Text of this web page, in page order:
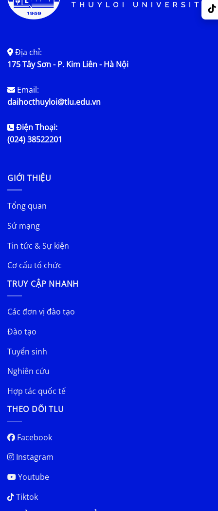
Địa chỉ:
175 Tây Sơn - P. Kim Liên - Hà Nội
Email:
daihocthuyloi@tlu.edu.vn
Điện Thoại:
(024) 38522201
GIỚI THIỆU
Tổng quan
Sứ mạng
Tin tức & Sự kiện
Cơ cấu tổ chức
TRUY CẬP NHANH
Các đơn vị đào tạo
Đào tạo
Tuyển sinh
Nghiên cứu
Hợp tác quốc tế
THEO DÕI TLU
Facebook
Instagram
Youtube
Tiktok